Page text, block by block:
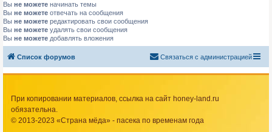
Вы не можете начинать темы
Вы не можете отвечать на сообщения
Вы не можете редактировать свои сообщения
Вы не можете удалять свои сообщения
Вы не можете добавлять вложения
Список форумов Связаться с администрацией
При копировании материалов, ссылка на сайт honey-land.ru
обязательна.
© 2013-2023 «Страна мёда» - пасека по временам года